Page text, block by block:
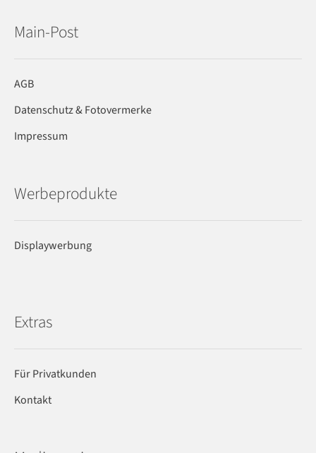
Main-Post
AGB
Datenschutz & Fotovermerke
Impressum
Werbeprodukte
Displaywerbung
Extras
Für Privatkunden
Kontakt